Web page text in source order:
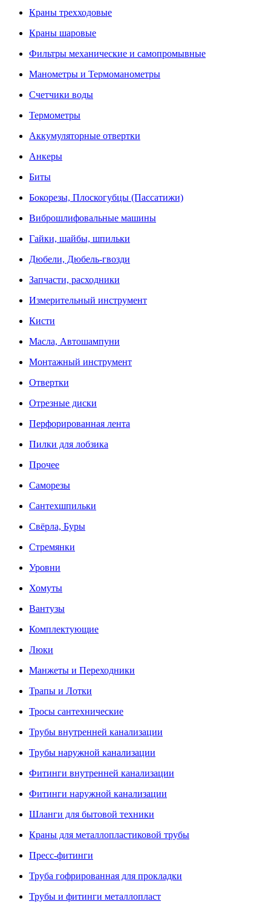
Краны трехходовые
Краны шаровые
Фильтры механические и самопромывные
Манометры и Термоманометры
Счетчики воды
Термометры
Аккумуляторные отвертки
Анкеры
Биты
Бокорезы, Плоскогубцы (Пассатижи)
Виброшлифовальные машины
Гайки, шайбы, шпильки
Дюбели, Дюбель-гвозди
Запчасти, расходники
Измерительный инструмент
Кисти
Масла, Автошампуни
Монтажный инструмент
Отвертки
Отрезные диски
Перфорированная лента
Пилки для лобзика
Прочее
Саморезы
Сантехшпильки
Свёрла, Буры
Стремянки
Уровни
Хомуты
Вантузы
Комплектующие
Люки
Манжеты и Переходники
Трапы и Лотки
Тросы сантехнические
Трубы внутренней канализации
Трубы наружной канализации
Фитинги внутренней канализации
Фитинги наружной канализации
Шланги для бытовой техники
Краны для металлопластиковой трубы
Пресс-фитинги
Труба гофрированная для прокладки
Трубы и фитинги металлопласт